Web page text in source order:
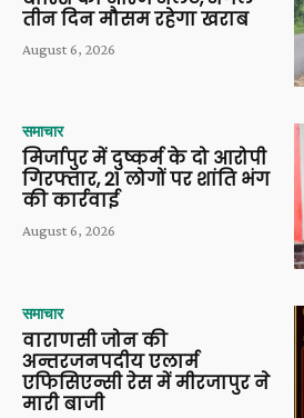
तीन दिन मौसम रहेगा खराब
August 6, 2026
समाचार
मिर्जापुर में दुष्कर्म के दो आरोपी
गिरफ्तार, 21 लोगों पर शांति भंग
की कार्रवाई
August 6, 2026
समाचार
वाराणसी जोन की
अन्तरजनपदीय एलार्म
एफिसिएन्सी रेस में मीरजापुर ने
मारी बाजी